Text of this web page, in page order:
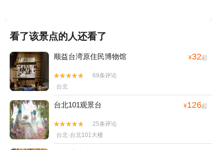
看了该景点的人还看了
顺益台湾原住民博物馆 ¥32起


69条评论
台北
台北101观景台 ¥126起


25条评论
台北·台北101大楼